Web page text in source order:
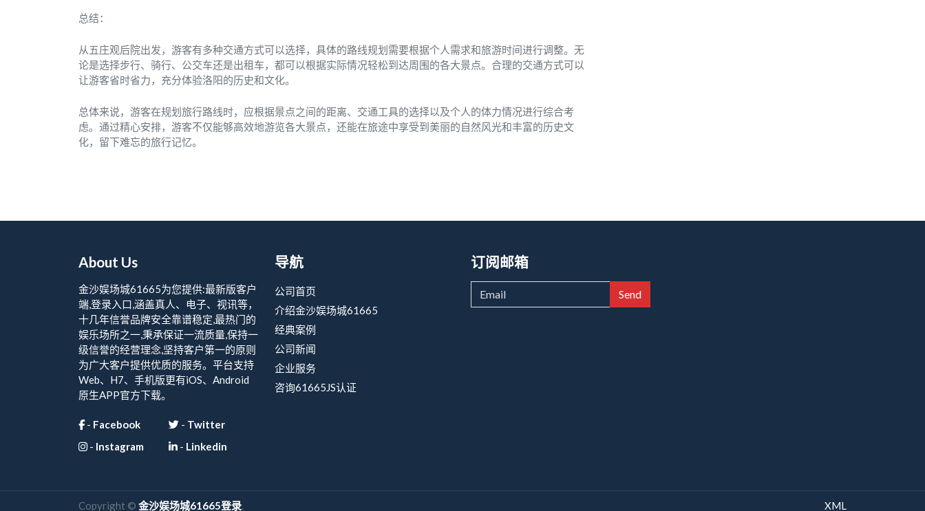
总结：
从五庄观后院出发，游客有多种交通方式可以选择，具体的路线规划需要根据个人需求和旅游时间进行调整。无
论是选择步行、骑行、公交车还是出租车，都可以根据实际情况轻松到达周围的各大景点。合理的交通方式可以
让游客省时省力，充分体验洛阳的历史和文化。
总体来说，游客在规划旅行路线时，应根据景点之间的距离、交通工具的选择以及个人的体力情况进行综合考
虑。通过精心安排，游客不仅能够高效地游览各大景点，还能在旅途中享受到美丽的自然风光和丰富的历史文
化，留下难忘的旅行记忆。
About Us
金沙娱场城61665为您提供:最新版客户
端,登录入口,涵盖真人、电子、视讯等，
十几年信誉品牌安全靠谱稳定,最热门的
娱乐场所之一,秉承保证一流质量,保持一
级信誉的经营理念,坚持客户第一的原则
为广大客户提供优质的服务。平台支持
Web、H7、手机版更有iOS、Android
原生APP官方下载。
- Facebook - Twitter
- Instagram - Linkedin
导航
公司首页
介绍金沙娱场城61665
经典案例
公司新闻
企业服务
咨询61665JS认证
订阅邮箱
Send
Copyright © 金沙娱场城61665登录. XML